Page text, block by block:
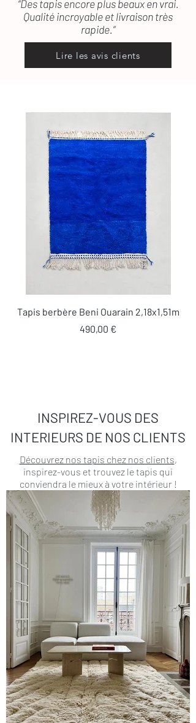
“Des tapis encore plus beaux en vrai.
Qualité incroyable et livraison très
rapide.”
Lire les avis clients
Tapis berbère Beni Ouarain 2,18x1,51m
Prix
490,00 €
INSPIREZ-VOUS DES
INTERIEURS DE NOS CLIENTS
Découvrez nos tapis chez nos clients,
inspirez-vous et trouvez le tapis qui
conviendra le mieux à votre intérieur !